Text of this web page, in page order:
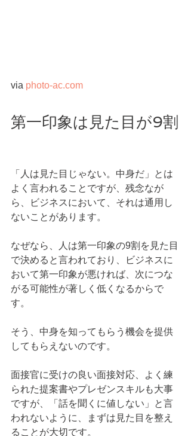
via photo-ac.com
第一印象は見た目が9割
「人は見た目じゃない。中身だ」とは
よく言われることですが、残念なが
ら、ビジネスにおいて、それは通用し
ないことがあります。
なぜなら、人は第一印象の9割を見た目
で決めると言われており、ビジネスに
おいて第一印象が悪ければ、次につな
がる可能性が著しく低くなるからで
す。
そう、中身を知ってもらう機会を提供
してもらえないのです。
面接官に受けの良い面接対応、よく練
られた提案書やプレゼンスキルも大事
ですが、「話を聞くに値しない」と言
われないように、まずは見た目を整え
ることが大切です。